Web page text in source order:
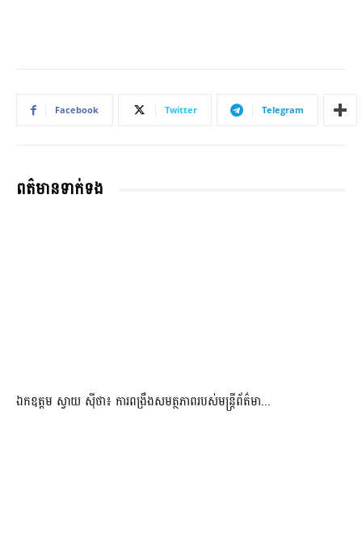
Facebook Twitter Telegram
ពត៌មានទាក់ទង
ឯកឧត្តម ស្វាយ ស៊ីថា៖ ការពង្រឹងសមត្ថភាពរបស់មន្ត្រីព័ត៌មា...